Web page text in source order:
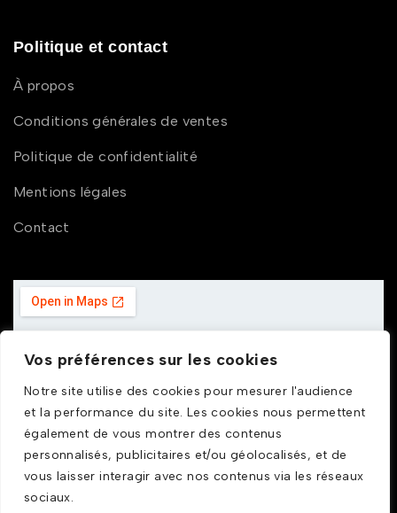
Vos préférences sur les cookies
Notre site utilise des cookies pour mesurer l'audience
et la performance du site. Les cookies nous permettent
également de vous montrer des contenus
personnalisés, publicitaires et/ou géolocalisés, et de
vous laisser interagir avec nos contenus via les réseaux
sociaux.
Politique et contact
À propos
Conditions générales de ventes
Politique de confidentialité
Mentions légales
Contact